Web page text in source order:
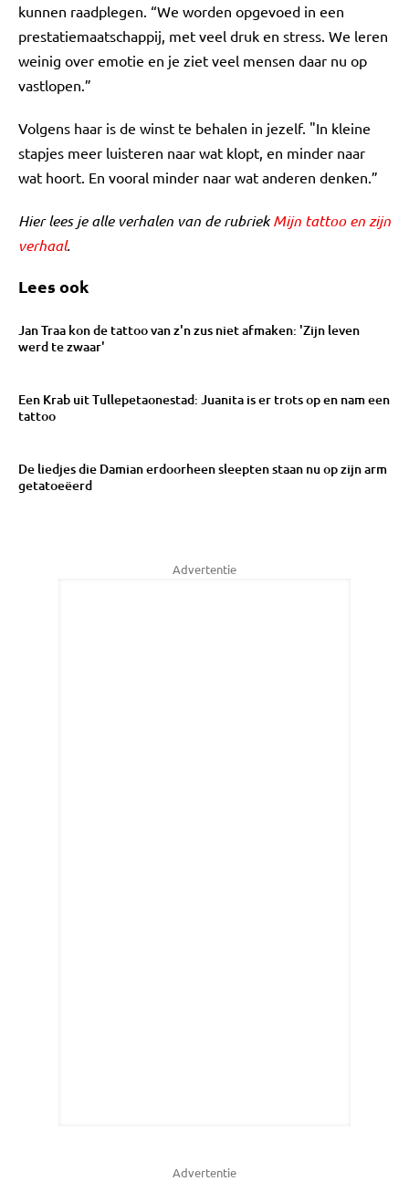
kunnen raadplegen. “We worden opgevoed in een
prestatiemaatschappij, met veel druk en stress. We leren
weinig over emotie en je ziet veel mensen daar nu op
vastlopen.”
Volgens haar is de winst te behalen in jezelf. "In kleine
stapjes meer luisteren naar wat klopt, en minder naar
wat hoort. En vooral minder naar wat anderen denken.”
Hier lees je alle verhalen van de rubriekMijn tattoo en zijn
verhaal.
Lees ook
Jan Traa kon de tattoo van z'n zus niet afmaken: 'Zijn leven
werd te zwaar'
Een Krab uit Tullepetaonestad: Juanita is er trots op en nam een
tattoo
De liedjes die Damian erdoorheen sleepten staan nu op zijn arm
getatoeëerd
Advertentie
Advertentie